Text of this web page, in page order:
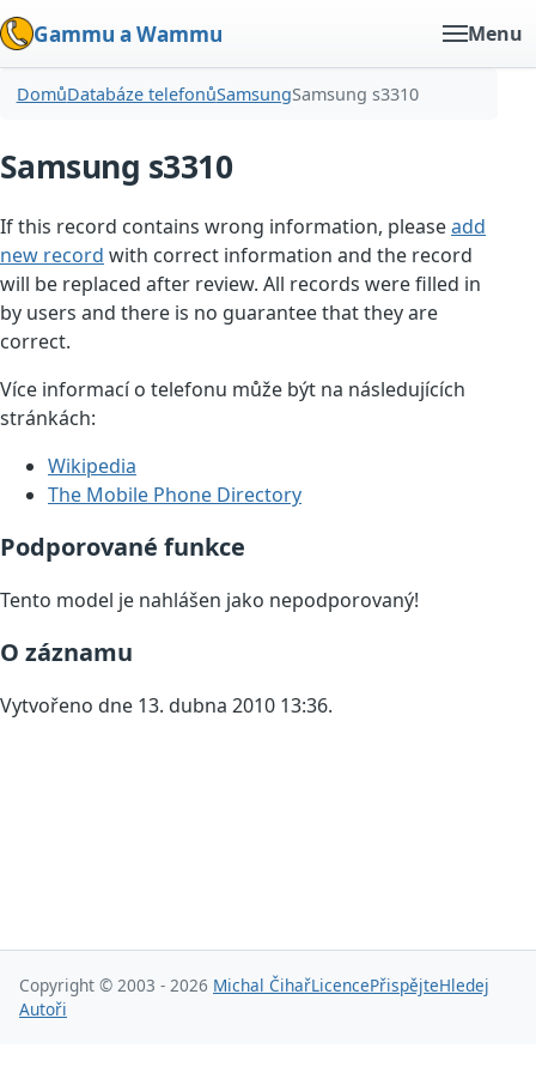
Gammu a Wammu Menu
DomůDatabáze telefonůSamsungSamsung s3310
Samsung s3310
If this record contains wrong information, pleaseadd
new record with correct information and the record
will be replaced after review. All records were filled in
by users and there is no guarantee that they are
correct.
Více informací o telefonu může být na následujících
stránkách:
Wikipedia
The Mobile Phone Directory
Podporované funkce
Tento model je nahlášen jako nepodporovaný!
O záznamu
Vytvořeno dne 13. dubna 2010 13:36.
Copyright © 2003 - 2026 Michal ČihařLicencePřispějteHledej
Autoři